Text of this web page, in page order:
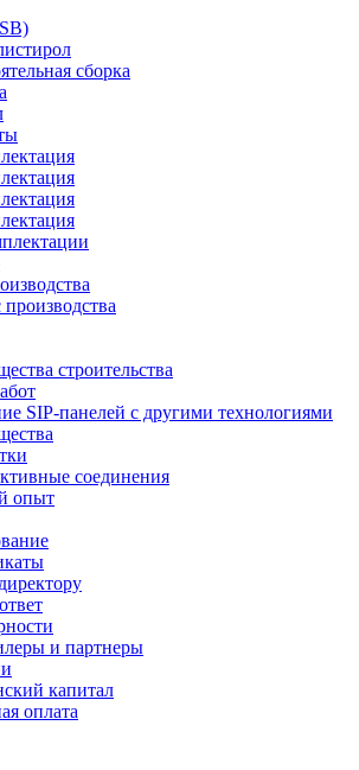
сборка
строительства
SIP-панелей с другими технологиями
соединения
опыт
и партнеры
капитал
оплата